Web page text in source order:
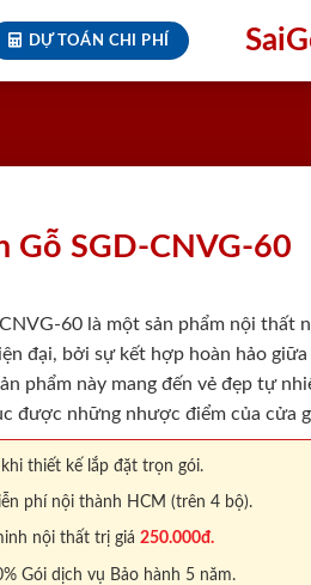
DỰ TOÁN CHI PHÍ
Gỗ SGD-CNVG-60
60 là một sản phẩm nội thất
đại, bởi sự kết hợp hoàn hảo
phẩm này mang đến vẻ đẹp tự
được những nhược điểm của cửa
khi thiết kế lắp đặt trọn gói.
phí nội thành HCM (trên 4 bộ).
nội thất trị giá 250.000đ.
Gói dịch vụ Bảo hành 5 năm.